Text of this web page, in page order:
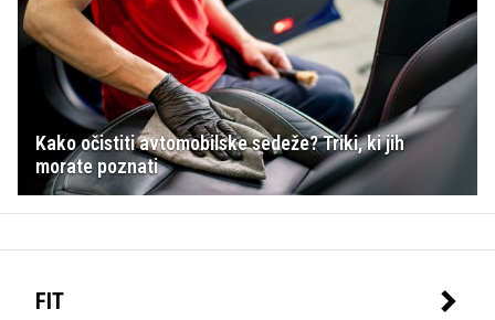
Kako očistiti avtomobilske sedeže? Triki, ki jih
morate poznati
FIT